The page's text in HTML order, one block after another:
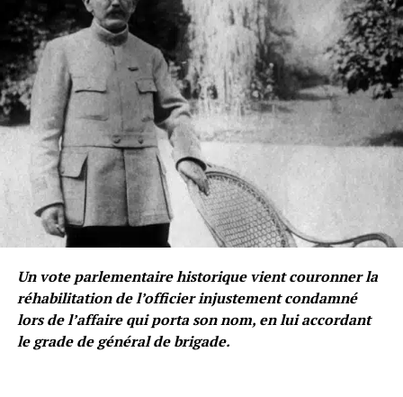
Un vote parlementaire historique vient couronner la
réhabilitation de l’officier injustement condamné
lors de l’affaire qui porta son nom, en lui accordant
le grade de général de brigade.